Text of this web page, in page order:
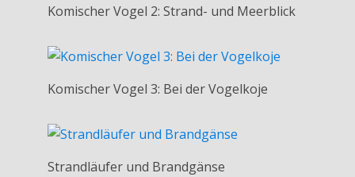
Komischer Vogel 2: Strand- und Meerblick
Komischer Vogel 3: Bei der Vogelkoje
Strandläufer und Brandgänse